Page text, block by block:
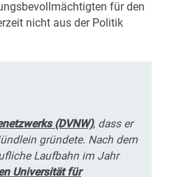
für den
nicht aus der Politik
(DVNW), dass er
gründete. Nach dem
Laufbahn im Jahr
Universität für